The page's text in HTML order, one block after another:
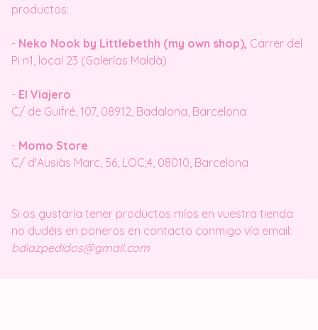
productos:
- Neko Nook by Littlebethh (my own shop), Carrer del
Pi n1, local 23 (Galerías Maldà)
- El Viajero
C/ de Guifré, 107, 08912, Badalona, Barcelona
- Momo Store
C/ d'Ausiàs Marc, 56, LOC;4, 08010, Barcelona
Si os gustaría tener productos míos en vuestra tienda
no dudéis en poneros en contacto conmigo vía email:
bdiazpedidos@gmail.com